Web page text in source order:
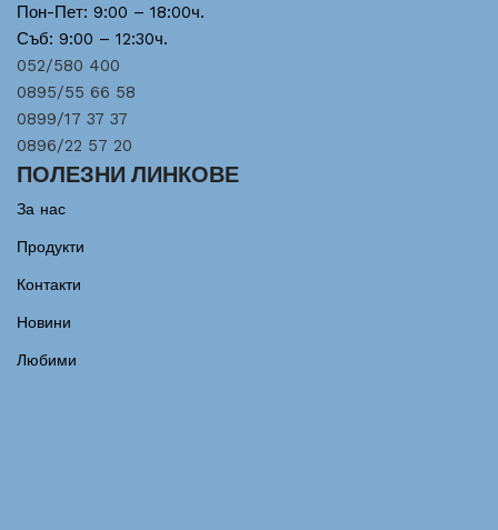
Пон-Пет: 9:00 – 18:00ч.
Съб: 9:00 – 12:30ч.
052/580 400
0895/55 66 58
0899/17 37 37
0896/22 57 20
ПОЛЕЗНИ ЛИНКОВЕ
За нас
Продукти
Контакти
Новини
Любими